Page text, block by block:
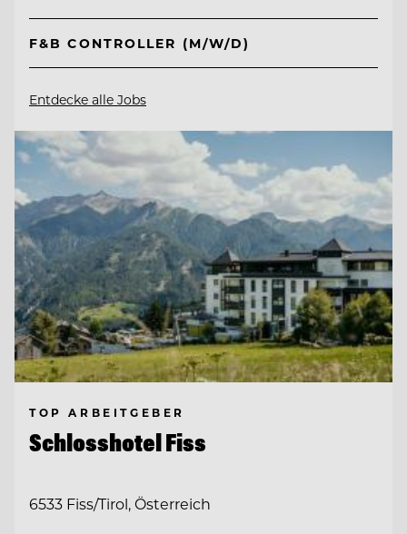
F&B CONTROLLER (M/W/D)
Entdecke alle Jobs
TOP ARBEITGEBER
Schlosshotel Fiss
6533 Fiss/Tirol, Österreich